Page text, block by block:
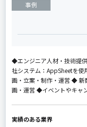
事例
◆エンジニア人材・技術提
社システム：AppSheetを
画・立案・制作・運営 ◆ 新
画・運営 ◆イベントやキャ
実績のある業界